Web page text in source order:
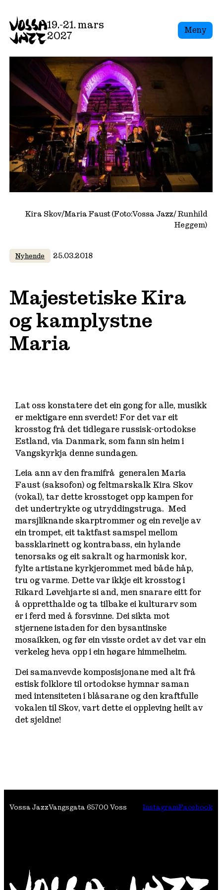
to
content
19.-21. mars
2027
Meny
Kira Skov/Maria Faust (Foto:Vossa Jazz/ Runhild
Heggem)
Nyhende 25.03.2018
Majestetiske Kira
og kamplystne
Maria
Lat oss konstatere det ein gong for alle, musikk
er mektigare enn sverdet! For det var eit
krosstog frå det tidlegare russisk-ortodokse
Estland, via Danmark, som fann sin heim i
Vangskyrkja denne sundagen.
Leia ann av den framifrå generalen Maria
Faust (saksofon) og feltmarskalk Kira Skov
(vokal), tar dette krosstoget opp kampen for
det undertrykte og utryddingstruga. Med
marsjliknande skarptrommer og ein revelje av
ein trompet, eit taktfast samspel mellom
bassklarinett og kontrabass, ein hylande
tenorsaks og eit sakralt og harmonisk kor,
fylte artistane kyrkjerommet med både håp,
tru og varme. Dette var ikkje eit krosstog i
Rikard Løvehjarte si and, men snarare eitt for
å oppretthalde og ta tilbake ei kulturarv som
er i ferd med å forsvinne. Dei sikta mot
stjernene istaden for den bysantinske
mosaikken, og før ein visste ordet av det var ein
verkeleg heva opp i ein høgare himmelheim.
Dei samanvevde komposisjonane med alt frå
estisk folklore til ortodokse hymnar saman
med intensiteten i blåsarane og den kraftfulle
vokalen til Skov, vart dette ei oppleving heilt av
det sjeldne!
Vossa JazzVangsgata 65700 Voss InstagramFacebook